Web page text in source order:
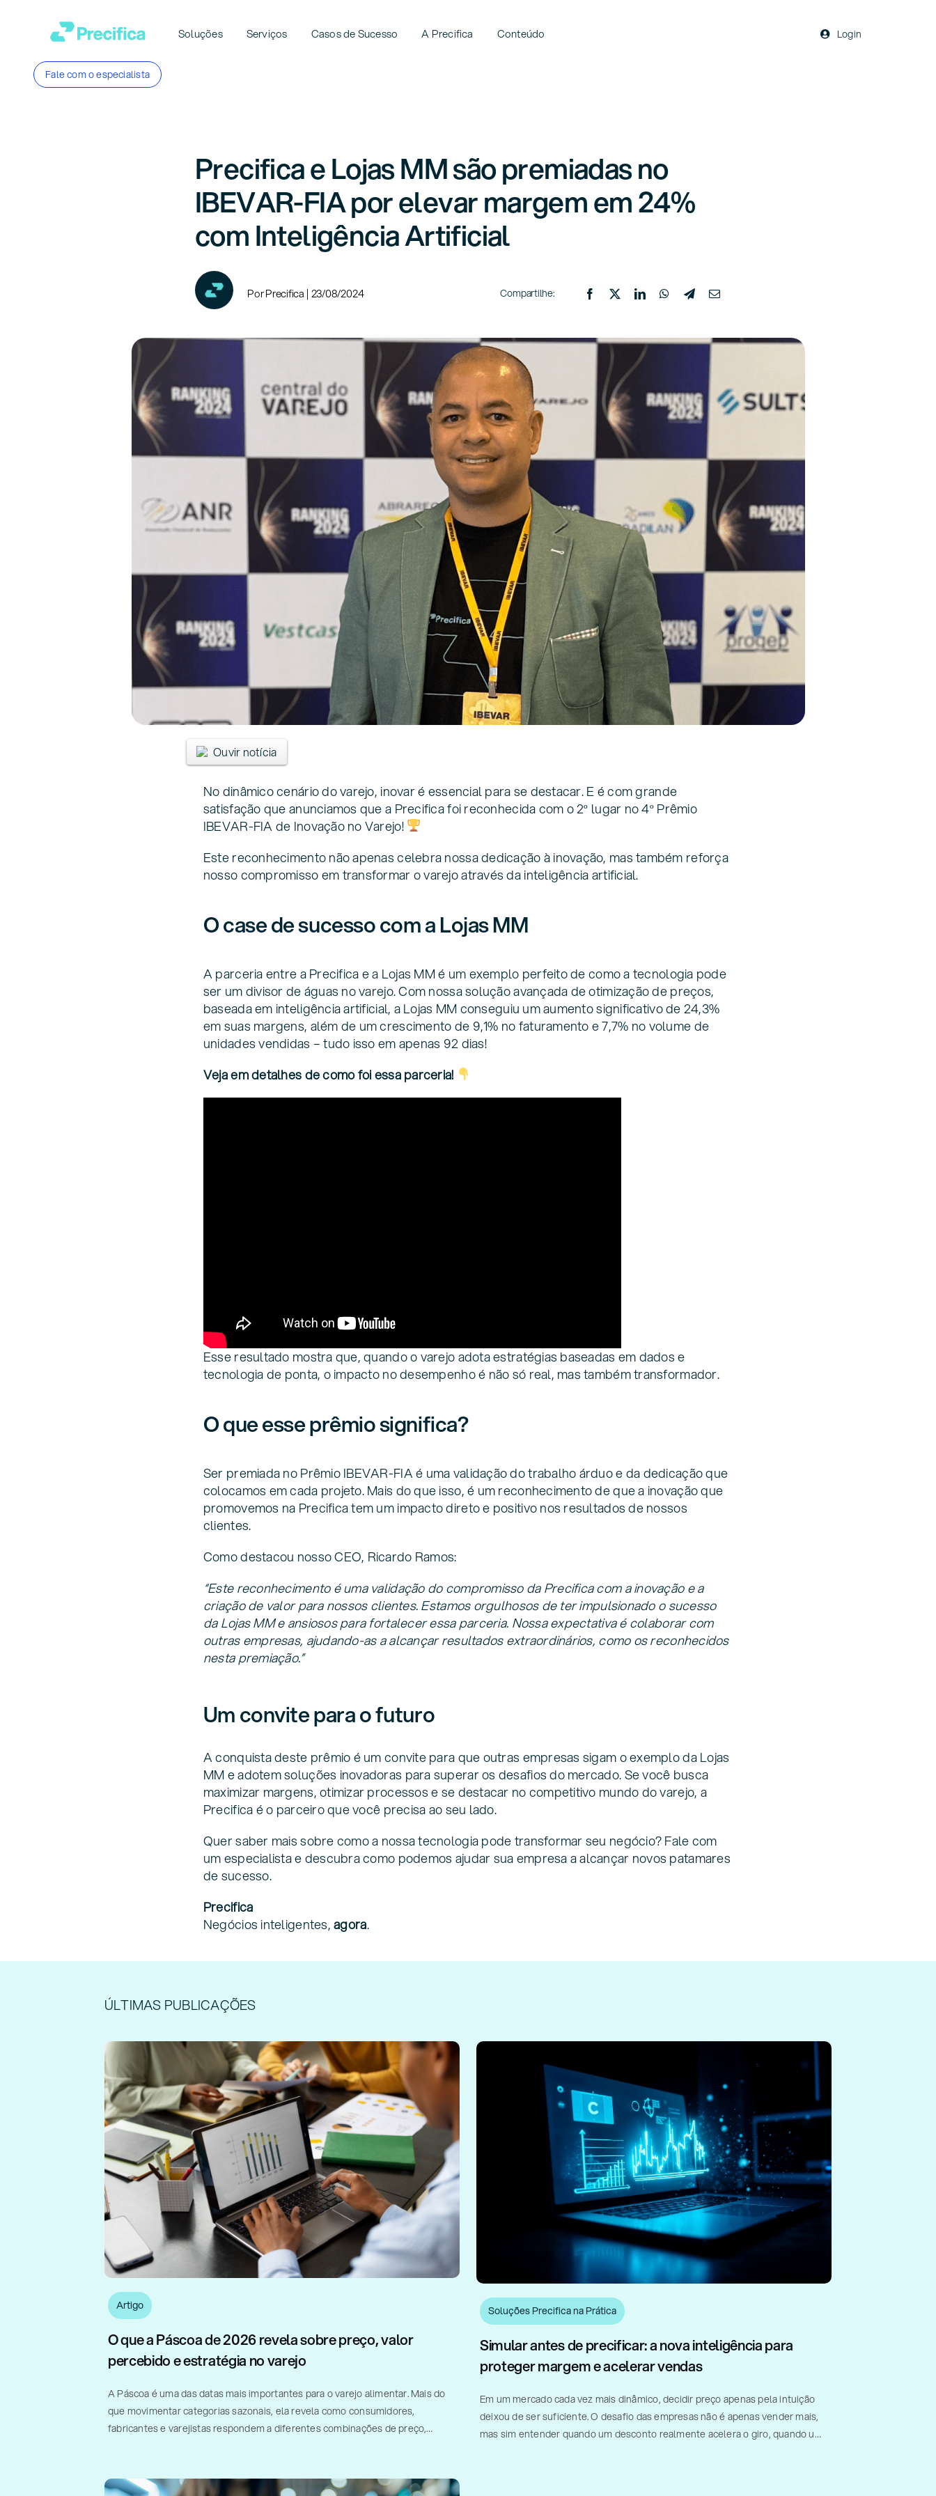
conteúdo
Soluções Serviços Casos de Sucesso A Precifica Conteúdo Login
Fale com o especialista
Precifica e Lojas MM são premiadas no
IBEVAR-FIA por elevar margem em 24%
com Inteligência Artificial
Por Precifica | 23/08/2024 Compartilhe:
Ouvir notícia
No dinâmico cenário do varejo, inovar é essencial para se destacar. E é com grande
satisfação que anunciamos que a Precifica foi reconhecida com o 2º lugar no 4º Prêmio
IBEVAR-FIA de Inovação no Varejo!
Este reconhecimento não apenas celebra nossa dedicação à inovação, mas também reforça
nosso compromisso em transformar o varejo através da inteligência artificial.
O case de sucesso com a Lojas MM
A parceria entre a Precifica e a Lojas MM é um exemplo perfeito de como a tecnologia pode
ser um divisor de águas no varejo. Com nossa solução avançada de otimização de preços,
baseada em inteligência artificial, a Lojas MM conseguiu um aumento significativo de 24,3%
em suas margens, além de um crescimento de 9,1% no faturamento e 7,7% no volume de
unidades vendidas – tudo isso em apenas 92 dias!
Veja em detalhes de como foi essa parceria!
Esse resultado mostra que, quando o varejo adota estratégias baseadas em dados e
tecnologia de ponta, o impacto no desempenho é não só real, mas também transformador.
O que esse prêmio significa?
Ser premiada no Prêmio IBEVAR-FIA é uma validação do trabalho árduo e da dedicação que
colocamos em cada projeto. Mais do que isso, é um reconhecimento de que a inovação que
promovemos na Precifica tem um impacto direto e positivo nos resultados de nossos
clientes.
Como destacou nosso CEO, Ricardo Ramos:
“Este reconhecimento é uma validação do compromisso da Precifica com a inovação e a
criação de valor para nossos clientes. Estamos orgulhosos de ter impulsionado o sucesso
da Lojas MM e ansiosos para fortalecer essa parceria. Nossa expectativa é colaborar com
outras empresas, ajudando-as a alcançar resultados extraordinários, como os reconhecidos
nesta premiação.”
Um convite para o futuro
A conquista deste prêmio é um convite para que outras empresas sigam o exemplo da Lojas
MM e adotem soluções inovadoras para superar os desafios do mercado. Se você busca
maximizar margens, otimizar processos e se destacar no competitivo mundo do varejo, a
Precifica é o parceiro que você precisa ao seu lado.
Quer saber mais sobre como a nossa tecnologia pode transformar seu negócio? Fale com
um especialista e descubra como podemos ajudar sua empresa a alcançar novos patamares
de sucesso.
Precifica
Negócios inteligentes,agora.
ÚLTIMAS PUBLICAÇÕES
Artigo
O que a Páscoa de 2026 revela sobre preço, valor
percebido e estratégia no varejo
A Páscoa é uma das datas mais importantes para o varejo alimentar. Mais do
que movimentar categorias sazonais, ela revela como consumidores,
fabricantes e varejistas respondem a diferentes combinações de preço,
Soluções Precifica na Prática
Simular antes de precificar: a nova inteligência para
proteger margem e acelerar vendas
Em um mercado cada vez mais dinâmico, decidir preço apenas pela intuição
deixou de ser suficiente. O desafio das empresas não é apenas vender mais,
mas sim entender quando um desconto realmente acelera o giro, quando um